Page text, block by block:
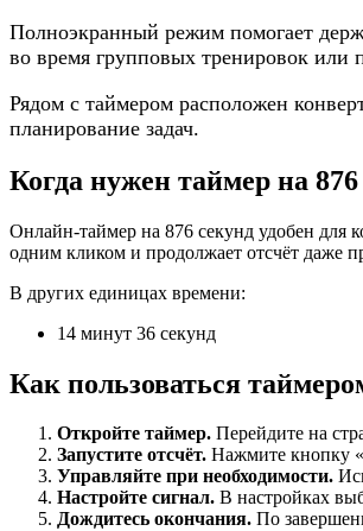
Полноэкранный режим помогает
во время групповых тренировок или
Рядом с таймером расположен
планирование задач.
Когда нужен таймер на 876
Онлайн-таймер на 876 секунд удобен для
одним кликом и продолжает отсчёт даже
В других единицах времени:
14 минут 36 секунд
Как пользоваться
Откройте таймер. Перейдите на
Запустите отсчёт. Нажмите кнопку
Управляйте при необходимости.
Настройте сигнал. В настройках
Дождитесь окончания. По